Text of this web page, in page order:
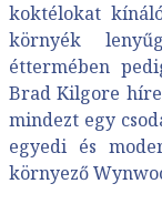
koktélokat
környék
éttermében
Brad Kilgore
mindezt egy
egyedi és
környező